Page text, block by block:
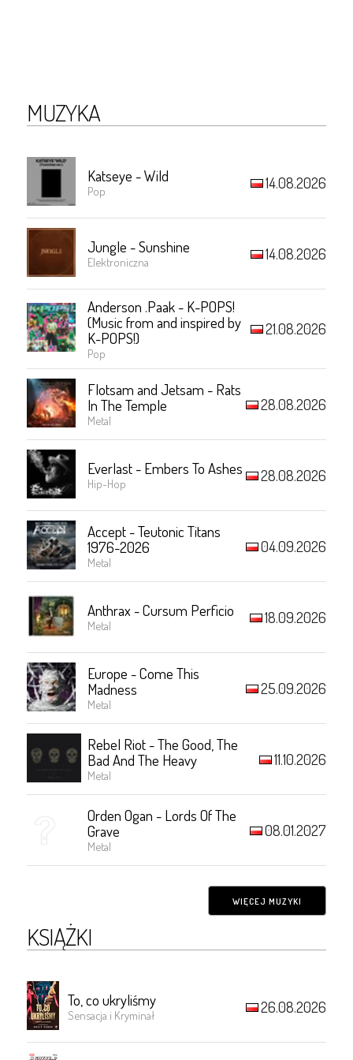
MUZYKA
Katseye - Wild
Pop 14.08.2026
Jungle - Sunshine
Elektroniczna 14.08.2026
Anderson .Paak - K-POPS!
(Music from and inspired by
K-POPS!)
Pop
21.08.2026
Flotsam and Jetsam - Rats
In The Temple
Metal
28.08.2026
Everlast - Embers To Ashes
Hip-Hop 28.08.2026
Accept - Teutonic Titans
1976-2026
Metal
04.09.2026
Anthrax - Cursum Perficio
Metal 18.09.2026
Europe - Come This
Madness
Metal
25.09.2026
Rebel Riot - The Good, The
Bad And The Heavy
Metal
11.10.2026
Orden Ogan - Lords Of The
Grave
Metal
08.01.2027
WIĘCEJ MUZYKI
KSIĄŻKI
To, co ukryliśmy
Sensacja i Kryminał 26.08.2026